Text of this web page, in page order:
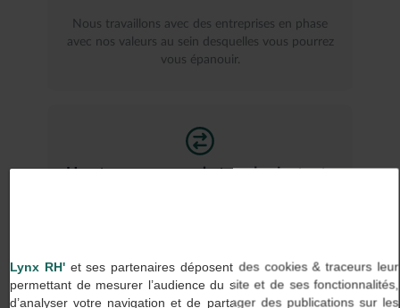
Nous travaillons avec des entreprises en phase
avec nos valeurs au sein desquelles vous pourrez
vous épanouir.
Une transparence de tous les instants
Lynx RH' et ses partenaires déposent des cookies & traceurs leur
permettant de mesurer l’audience du site et de ses fonctionnalités,
d’analyser votre navigation et de partager des publications sur les